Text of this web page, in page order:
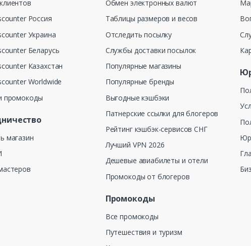
Россия
Украина
Беларусь
Казахстан
Worldwide
промокоды
магазин
Обмен электронных валют
Таблицы размеров и весов
Отследить посылку
Службы доставки посылок
Популярные магазины
Популярные бренды
Выгодные кэшбэки
Патнерские ссылки для блогеров
Рейтинг кэшбэк-сервисов СНГ
Лучший VPN 2026
Дешевые авиабилеты и отели
Промокоды от блогеров
Промокоды
Все промокоды
Путешествия и туризм